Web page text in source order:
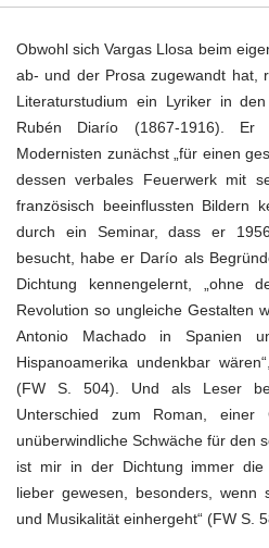
Obwohl sich Vargas Llosa beim
ab- und der Prosa zugewandt hat,
Literaturstudium ein Lyriker in
Rubén Diarío (1867-1916).
Modernisten zunächst „für einen
dessen verbales Feuerwerk mit
französisch beeinflussten Bildern
durch ein Seminar, dass er
besucht, habe er Darío als
Dichtung kennengelernt, „ohne
Revolution so ungleiche Gestalten
Antonio Machado in Spanien
Hispanoamerika undenkbar
(FW S. 504). Und als Leser
Unterschied zum Roman,
unüberwindliche Schwäche für den
ist mir in der Dichtung immer die
lieber gewesen, besonders, wenn
und Musikalität einhergeht“ (FW S.